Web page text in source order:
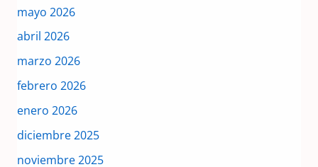
mayo 2026
abril 2026
marzo 2026
febrero 2026
enero 2026
diciembre 2025
noviembre 2025